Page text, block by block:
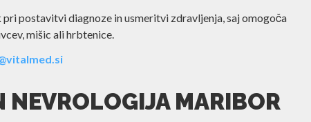
postavitvi diagnoze in usmeritvi zdravljenja, saj omogoča
mišic ali hrbtenice.
NEVROLOGIJA MARIBOR